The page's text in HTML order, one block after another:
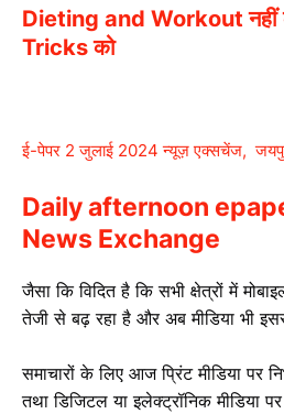
Dieting and Workout नहीं
Tricks को
ई-पेपर 2 जुलाई 2024 न्यूज़ एक्सचेंज, जयपुर
Daily afternoon
News Exchange
जैसा कि विदित है कि सभी क्षेत्रों में
तेजी से बढ़ रहा है और अब मीडिया भी
समाचारों के लिए आज प्रिंट मीडिया पर
तथा डिजिटल या इलेक्ट्रॉनिक मीडिया पर